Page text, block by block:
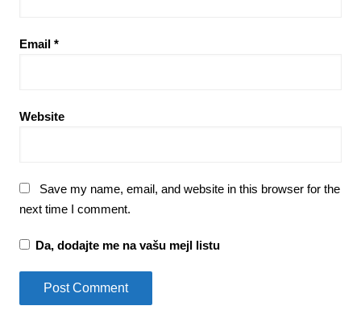
Email *
Website
Save my name, email, and website in this browser for the
next time I comment.
Da, dodajte me na vašu mejl listu